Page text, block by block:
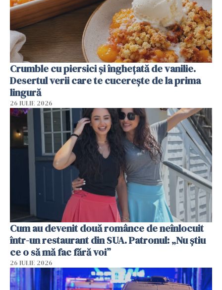
Crumble cu piersici și înghețată de vanilie.
Desertul verii care te cucerește de la prima
lingură
26 IULIE 2026
Cum au devenit două românce de neînlocuit
într-un restaurant din SUA. Patronul: „Nu știu
ce o să mă fac fără voi”
26 IULIE 2026